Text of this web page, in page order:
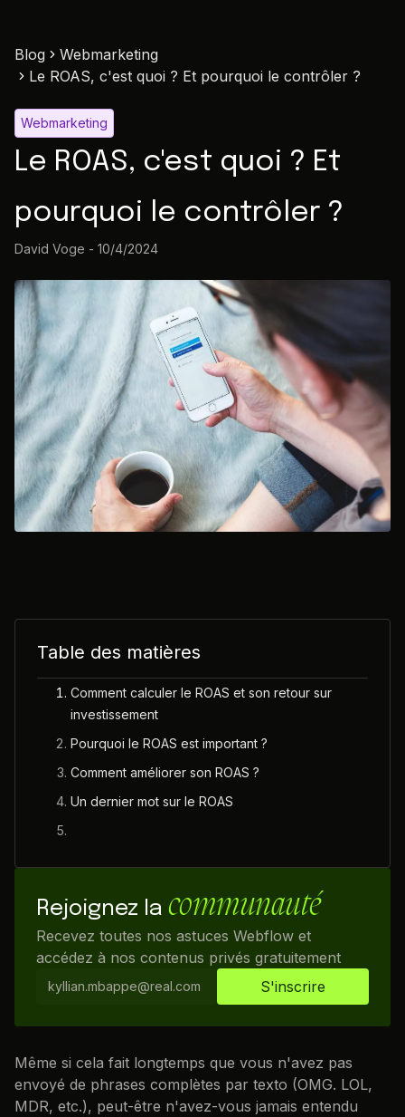
Webmarketing
Le ROAS, c'est quoi ? Et
pourquoi le contrôler ?
David Voge - 10/4/2024
Blog
Webmarketing
Le ROAS, c'est quoi ? Et pourquoi le contrôler ?
Table des matières
‍Comment calculer le ROAS et son retour sur
investissement
Pourquoi le ROAS est important ?
Comment améliorer son ROAS ?
Un dernier mot sur le ROAS
Rejoignez la communauté
Recevez toutes nos astuces Webflow et
accédez à nos contenus privés gratuitement
Même si cela fait longtemps que vous n'avez pas
envoyé de phrases complètes par texto (OMG. LOL,
MDR, etc.), peut-être n'avez-vous jamais entendu